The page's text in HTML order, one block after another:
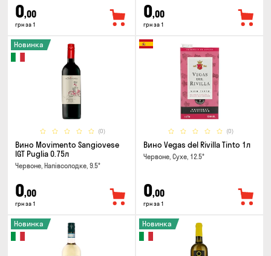
0,00
грн за 1
0,00
грн за 1
(0)
Новинка
Вино Movimento Sangiovese
IGT Puglia 0.75л
Червоне, Напівсолодке, 9.5°
0,00
грн за 1
(0)
Вино Vegas del Rivilla Tinto 1л
Червоне, Сухе, 12.5°
0,00
грн за 1
Новинка Новинка